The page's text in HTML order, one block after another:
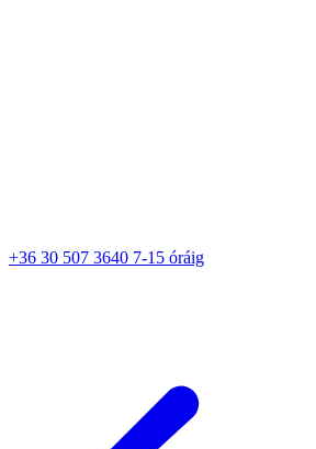
+36 30 507 3640 7-15 óráig